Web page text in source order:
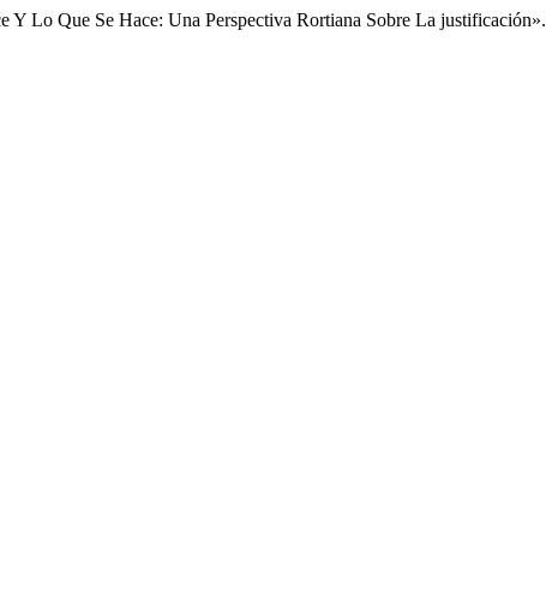
Y Lo Que Se Hace: Una Perspectiva Rortiana Sobre La justificación».